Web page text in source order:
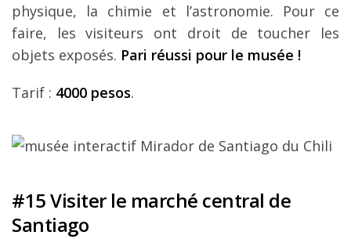
physique, la chimie et l’astronomie. Pour ce
faire, les visiteurs ont droit de toucher les
objets exposés. Pari réussi pour le musée !
Tarif : 4000 pesos.
#15 Visiter le marché central de
Santiago